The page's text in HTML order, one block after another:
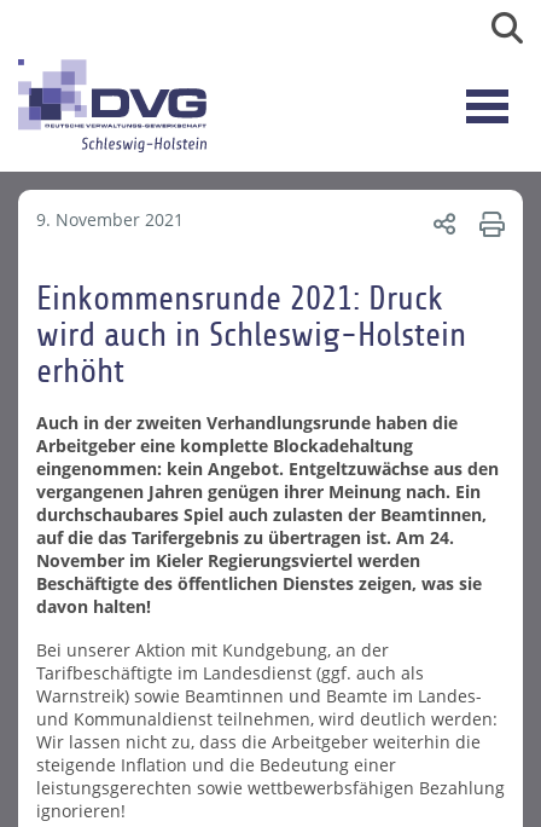
9. November 2021
Einkommensrunde 2021: Druck
wird auch in Schleswig-Holstein
erhöht
Auch in der zweiten Verhandlungsrunde haben die
Arbeitgeber eine komplette Blockadehaltung
eingenommen: kein Angebot. Entgeltzuwächse aus den
vergangenen Jahren genügen ihrer Meinung nach. Ein
durchschaubares Spiel auch zulasten der Beamtinnen,
auf die das Tarifergebnis zu übertragen ist. Am 24.
November im Kieler Regierungsviertel werden
Beschäftigte des öffentlichen Dienstes zeigen, was sie
davon halten!
Bei unserer Aktion mit Kundgebung, an der
Tarifbeschäftigte im Landesdienst (ggf. auch als
Warnstreik) sowie Beamtinnen und Beamte im Landes-
und Kommunaldienst teilnehmen, wird deutlich werden:
Wir lassen nicht zu, dass die Arbeitgeber weiterhin die
steigende Inflation und die Bedeutung einer
leistungsgerechten sowie wettbewerbsfähigen Bezahlung
ignorieren!